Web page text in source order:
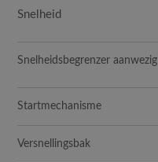
Snelheid
Snelheidsbegrenzer aanwezig
Startmechanisme
Versnellingsbak